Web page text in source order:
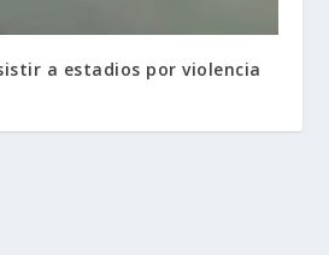
a estadios por violencia